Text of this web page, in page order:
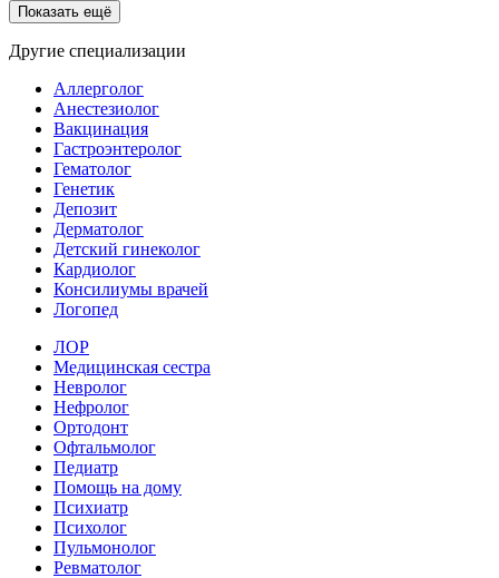
Показать ещё
Другие специализации
Аллерголог
Анестезиолог
Вакцинация
Гастроэнтеролог
Гематолог
Генетик
Депозит
Дерматолог
Детский гинеколог
Кардиолог
Консилиумы врачей
Логопед
ЛОР
Медицинская сестра
Невролог
Нефролог
Ортодонт
Офтальмолог
Педиатр
Помощь на дому
Психиатр
Психолог
Пульмонолог
Ревматолог